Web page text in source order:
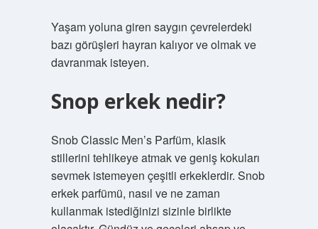
Yaşam yoluna giren saygın çevrelerdeki
bazı görüşleri hayran kalıyor ve olmak ve
davranmak isteyen.
Snop erkek nedir?
Snob Classic Men’s Parfüm, klasik
stillerini tehlikeye atmak ve geniş kokuları
sevmek istemeyen çeşitli erkeklerdir. Snob
erkek parfümü, nasıl ve ne zaman
kullanmak istediğinizi sizinle birlikte